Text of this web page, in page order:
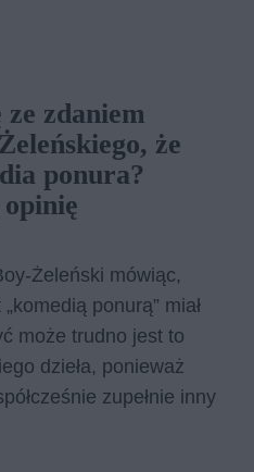
ze zdaniem
że
ponura?
Żeleński mówiąc,
ponurą” miał
może trudno jest to
dzieła, ponieważ
zupełnie inny